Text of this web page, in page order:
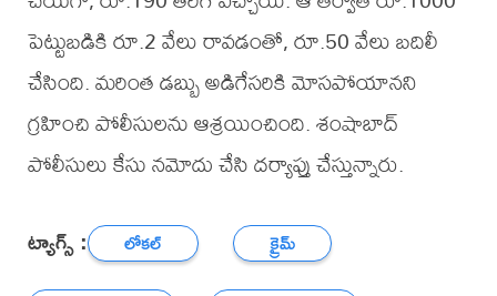
పెట్టుబడికి రూ.2 వేలు రావడంతో, రూ.50 వేలు బదిలీ
చేసింది. మరింత డబ్బు అడిగేసరికి మోసపోయానని
గ్రహించి పోలీసులను ఆశ్రయించింది. శంషాబాద్
పోలీసులు కేసు నమోదు చేసి దర్యాప్తు చేస్తున్నారు.
ట్యాగ్స్ : లోకల్
క్రైమ్